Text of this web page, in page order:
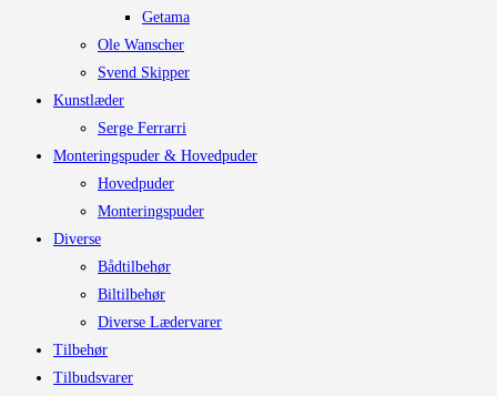
Getama
Ole Wanscher
Svend Skipper
Kunstlæder
Serge Ferrarri
Monteringspuder & Hovedpuder
Hovedpuder
Monteringspuder
Diverse
Bådtilbehør
Biltilbehør
Diverse Lædervarer
Tilbehør
Tilbudsvarer